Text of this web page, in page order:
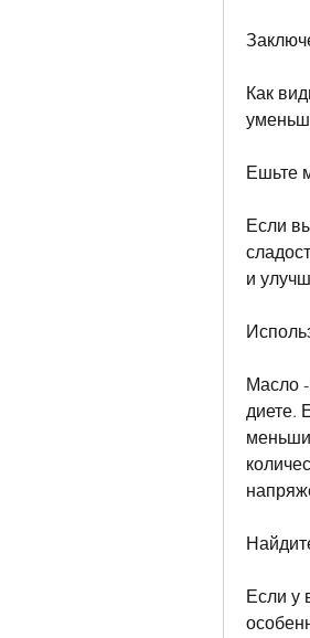
Как
Ешьте
Если
и
Масло
диете.
Если у